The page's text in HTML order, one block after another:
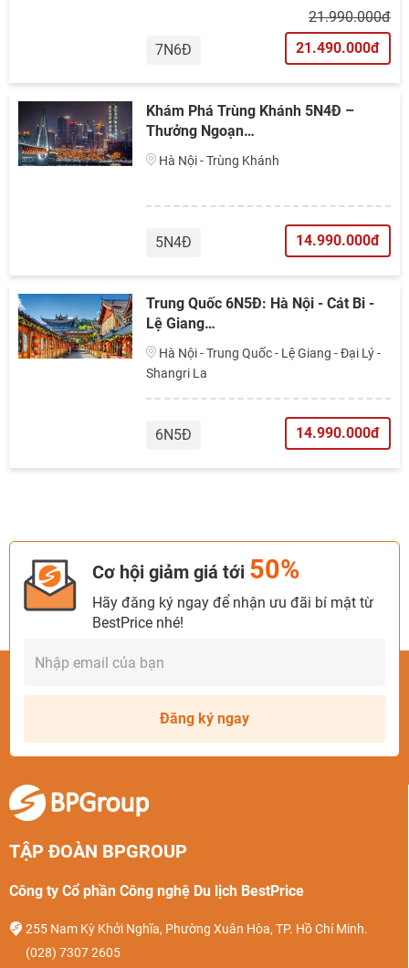
7N6Đ
21.990.000đ
21.490.000đ
Khám Phá Trùng Khánh 5N4Đ –
Thưởng Ngoạn…
Hà Nội - Trùng Khánh
5N4Đ 14.990.000đ
Trung Quốc 6N5Đ: Hà Nội - Cát Bi -
Lệ Giang…
Shangri La
6N5Đ 14.990.000đ
Cơ hội giảm giá tới 50%
Hãy đăng ký ngay để nhận ưu đãi bí mật từ
BestPrice nhé!
Đăng ký ngay
TẬP ĐOÀN BPGROUP
Công ty Cổ phần Công nghệ Du lịch BestPrice
255 Nam Kỳ Khởi Nghĩa, Phường Xuân Hòa, TP. Hồ Chí Minh.
(028) 7307 2605